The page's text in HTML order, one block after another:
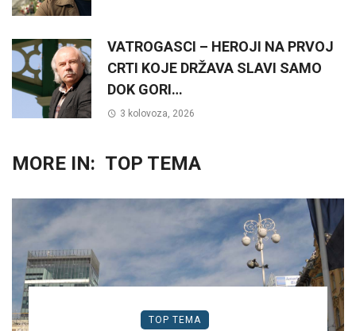
VATROGASCI – HEROJI NA PRVOJ
CRTI KOJE DRŽAVA SLAVI SAMO
DOK GORI…
3 kolovoza, 2026
MORE IN: TOP TEMA
TOP TEMA